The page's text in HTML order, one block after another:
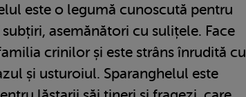
este o legumă cunoscută pentru
asemănători cu sulițele. Face
crinilor și este strâns înrudită cu
și usturoiul. Sparanghelul este